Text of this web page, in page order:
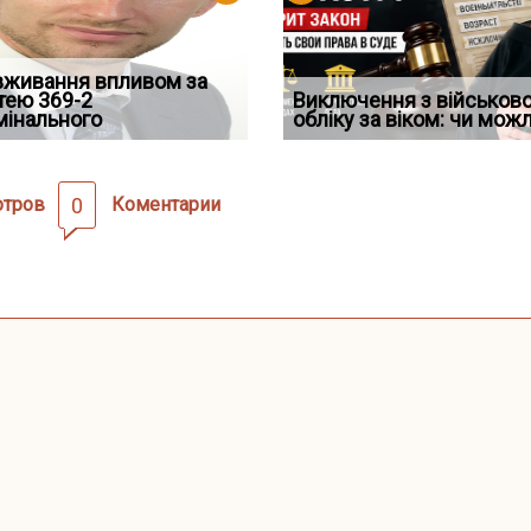
встановив для
шкоди
Документи, на яких не
проставляється апостиль:
пер
впливом за
369-2
Переоформлення
відстрочки за іншою
підставою: нов
захисту у
я
Виключення з
обліку за віком: чи
Восьмий ААС
підтвердив, що
скас
0 Коментарии